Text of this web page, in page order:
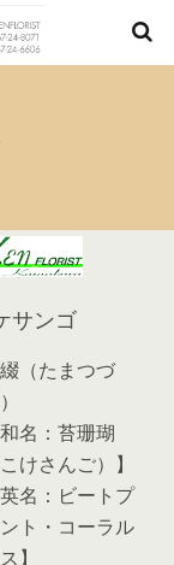
サンゴ
（たまつづ
和名：苔珊瑚
こけさんご）】
英名：ビートプ
ト・コーラル
】